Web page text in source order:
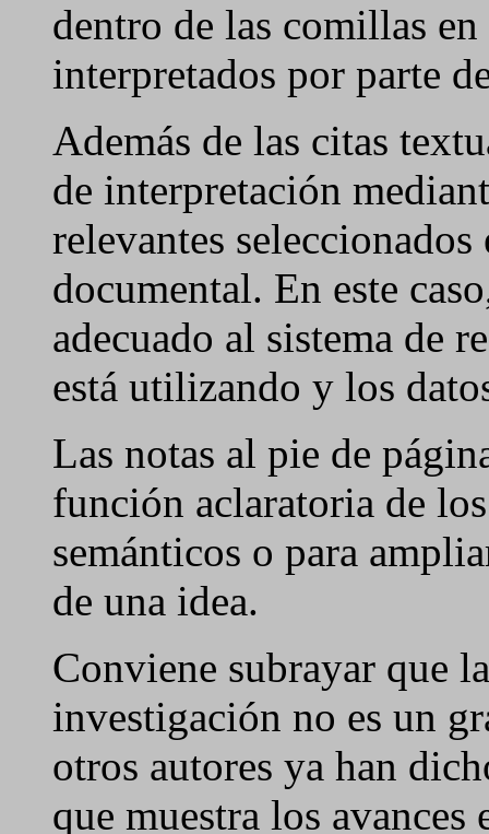
dentro de las comillas
interpretados por parte
Además de las citas
de interpretación
relevantes
documental. En este
adecuado al sistema de
está utilizando y los
Las notas al pie de
función aclaratoria de
semánticos o para
de una idea.
Conviene subrayar que
investigación no es un
otros autores ya han
que muestra los